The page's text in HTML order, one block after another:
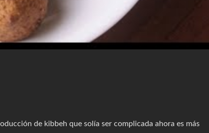
de kibbeh que solía ser complicada ahora es más